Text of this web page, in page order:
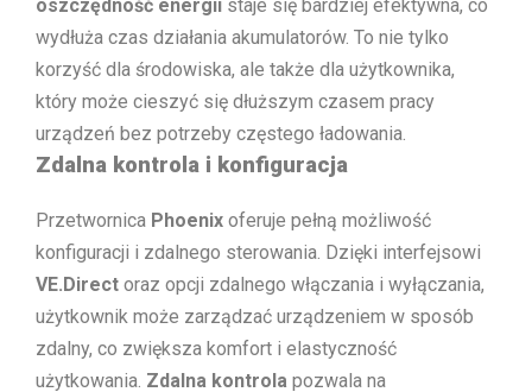
oszczędność energii staje się bardziej efektywna, co
wydłuża czas działania akumulatorów. To nie tylko
korzyść dla środowiska, ale także dla użytkownika,
który może cieszyć się dłuższym czasem pracy
urządzeń bez potrzeby częstego ładowania.
Zdalna kontrola i konfiguracja
Przetwornica Phoenix oferuje pełną możliwość
konfiguracji i zdalnego sterowania. Dzięki interfejsowi
VE.Direct oraz opcji zdalnego włączania i wyłączania,
użytkownik może zarządzać urządzeniem w sposób
zdalny, co zwiększa komfort i elastyczność
użytkowania. Zdalna kontrola pozwala na